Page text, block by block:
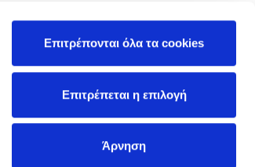
Επιτρέπονται όλα τα cookies
Επιτρέπεται η επιλογή
Άρνηση